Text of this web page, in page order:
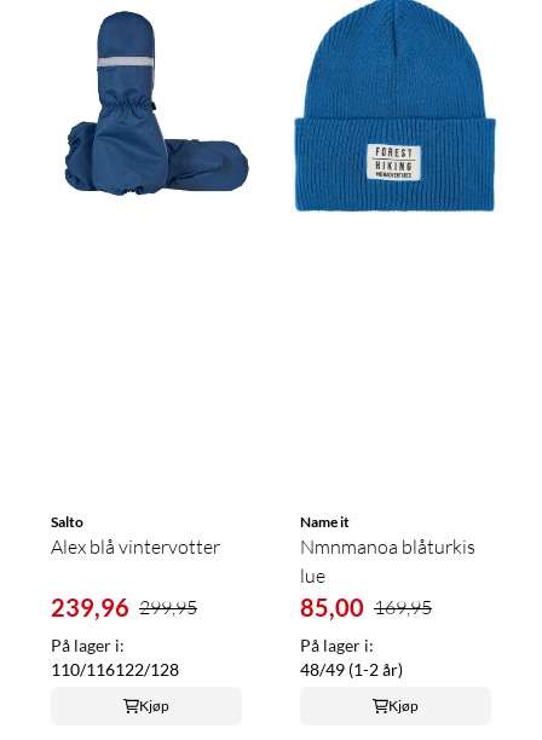
Salto
Alex blå vintervotter
239,96 299,95
På lager i:
110/116122/128
Kjøp
Name it
Nmnmanoa blåturkis
lue
85,00 169,95
På lager i:
48/49 (1-2 år)
Kjøp